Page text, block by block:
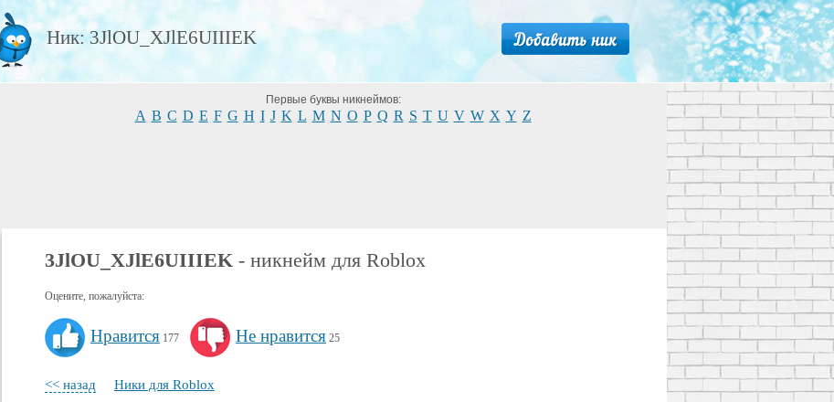
Ник: 3JlOU_XJlE6UIIIEK
Первые буквы никнеймов:
A B C D E F G H I J K L M N O P Q R S T U V W X Y Z
3JlOU_XJlE6UIIIEK - никнейм для Roblox
Оцените, пожалуйста:
Нравится 177 Не нравится 25
<< назад Ники для Roblox